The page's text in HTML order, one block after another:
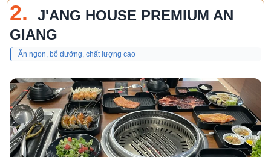
2.
J'ANG HOUSE PREMIUM AN
GIANG
Ăn ngon, bổ dưỡng, chất lượng cao